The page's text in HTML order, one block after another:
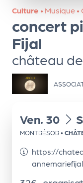
Culture • Musique •
concert
Fijal
château
du
Ven. 30
MONTRÉSOR •
https://
ns
PR
O
G!
PR
O
Le
Ma
g
Sui